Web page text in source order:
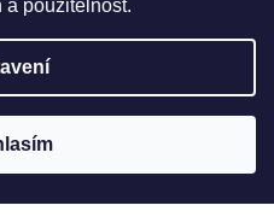
a použitelnost.